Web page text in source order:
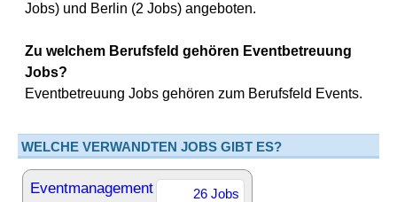
Jobs) und Berlin (2 Jobs) angeboten.
Zu welchem Berufsfeld gehören Eventbetreuung
Jobs?
Eventbetreuung Jobs gehören zum Berufsfeld Events.
WELCHE VERWANDTEN JOBS GIBT ES?
Eventmanagement 26 Jobs